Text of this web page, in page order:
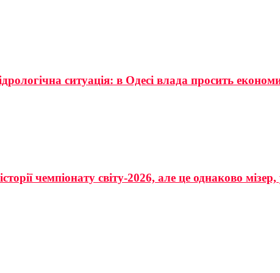
ситуація: в Одесі влада просить
чемпіонату світу-2026, але це однаково